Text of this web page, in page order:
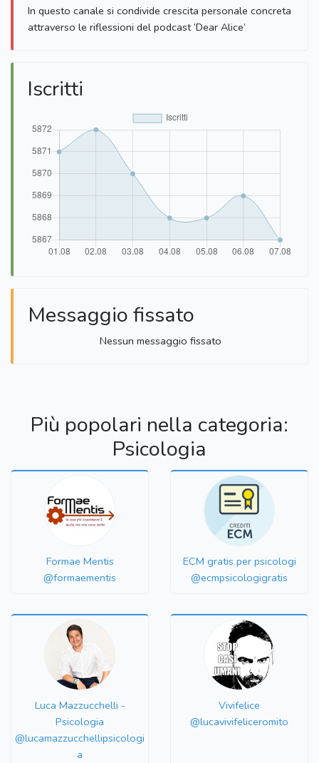
In questo canale si condivide crescita personale concreta
attraverso le riflessioni del podcast ‘Dear Alice’
Iscritti
Messaggio fissato
Nessun messaggio fissato
Più popolari nella categoria:
Psicologia
Formae Mentis
@formaementis
ECM gratis per psicologi
@ecmpsicologigratis
Luca Mazzucchelli -
Psicologia
@lucamazzucchellipsicologi
a
Vivifelice
@lucavivifeliceromito